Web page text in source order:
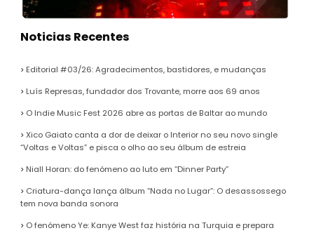
Noticias Recentes
Editorial #03/26: Agradecimentos, bastidores, e mudanças
Luís Represas, fundador dos Trovante, morre aos 69 anos
O Indie Music Fest 2026 abre as portas de Baltar ao mundo
Xico Gaiato canta a dor de deixar o Interior no seu novo single
“Voltas e Voltas” e pisca o olho ao seu álbum de estreia
Niall Horan: do fenómeno ao luto em “Dinner Party”
Criatura-dança lança álbum “Nada no Lugar”: O desassossego
tem nova banda sonora
O fenómeno Ye: Kanye West faz história na Turquia e prepara